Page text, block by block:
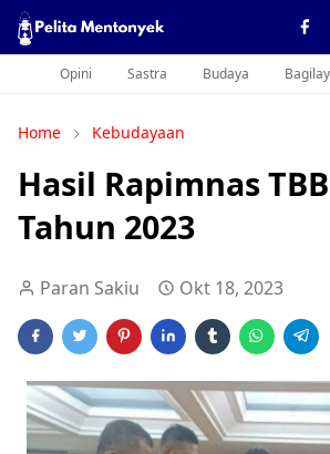
Opini Sastra Budaya
Home Kebudayaan
Hasil Rapimnas
Tahun 2023
Paran Sakiu Okt 18, 2023